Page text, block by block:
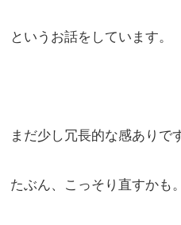
というお話をしています。
まだ少し冗長的な感ありで
たぶん、こっそり直すかも。